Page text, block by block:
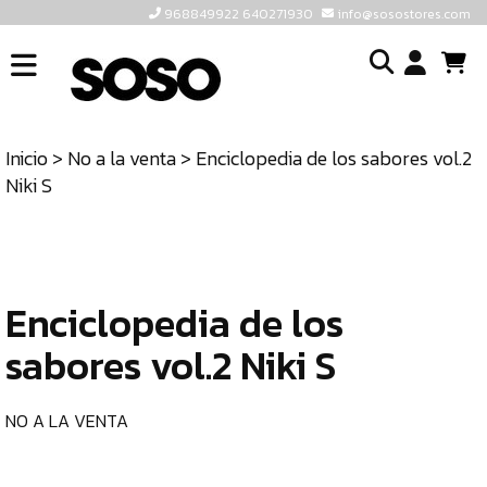
968849922 640271930 info@sosostores.com
INICIO
TIENDA
CONTACTO
968849922
640271930
o
Inicio> No a la venta> Enciclopedia de los sabores vol.2
Niki S
Enciclopedia de los
sabores vol.2 Niki S
NO A LA VENTA